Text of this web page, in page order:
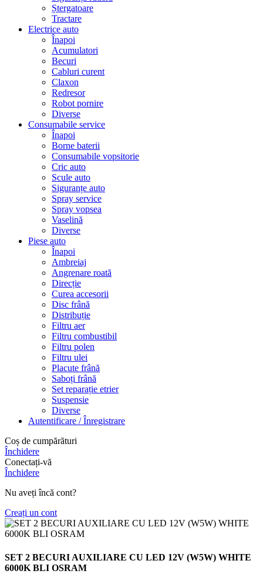
Ștergatoare
Tractare
Electrice auto
Înapoi
Acumulatori
Becuri
Cabluri curent
Claxon
Redresor
Robot pornire
Diverse
Consumabile service
Înapoi
Borne baterii
Consumabile vopsitorie
Cric auto
Scule auto
Siguranțe auto
Spray service
Spray vopsea
Vaselină
Diverse
Piese auto
Înapoi
Ambreiaj
Angrenare roată
Direcție
Curea accesorii
Disc frână
Distribuție
Filtru aer
Filtru combustibil
Filtru polen
Filtru ulei
Placute frână
Saboți frână
Set reparație etrier
Suspensie
Diverse
Autentificare / Înregistrare
Coș de cumpărături
Închidere
Conectați-vă
Închidere
Nu aveți încă cont?
Creați un cont
SET 2 BECURI AUXILIARE CU LED 12V (W5W) WHITE
6000K BLI OSRAM